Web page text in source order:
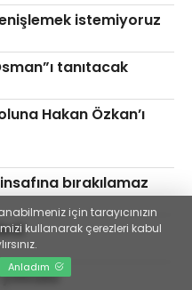
istemiyoruz
tanıtacak
Hakan Özkan’ı
bırakılamaz
yolcusu
için tarayıcınızın
kullanarak çerezleri kabul
Anladım